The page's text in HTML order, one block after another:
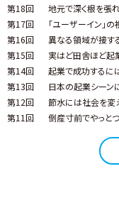
第18回
地元で深く根を張
第17回
「ユーザーイン」
第16回
異なる領域が接す
第15回
実はど田舎ほど起
第14回
起業で成功するに
第13回
日本の起業シーン
第12回
節水には社会を変
第11回
倒産寸前でやっと